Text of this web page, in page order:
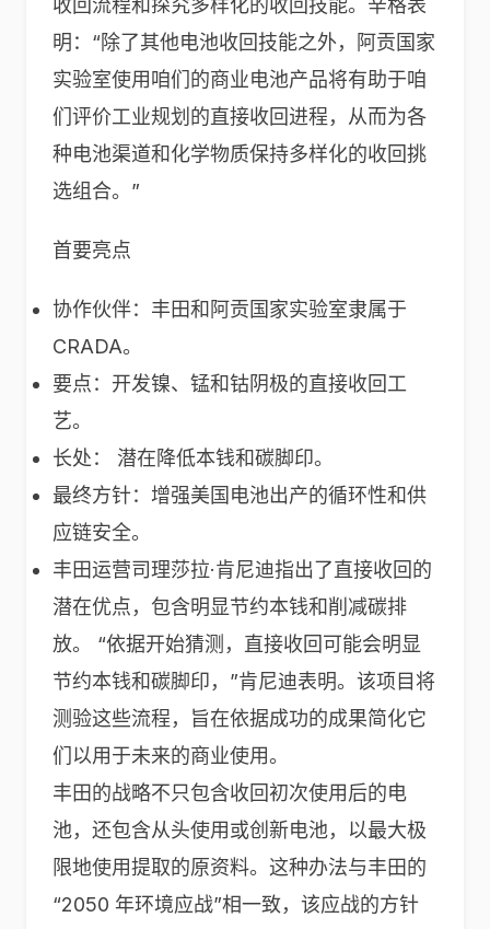
收回流程和探究多样化的收回技能。辛格表
明：“除了其他电池收回技能之外，阿贡国家
实验室使用咱们的商业电池产品将有助于咱
们评价工业规划的直接收回进程，从而为各
种电池渠道和化学物质保持多样化的收回挑
选组合。”
首要亮点
协作伙伴：丰田和阿贡国家实验室隶属于
CRADA。
要点：开发镍、锰和钴阴极的直接收回工
艺。
长处： 潜在降低本钱和碳脚印。
最终方针：增强美国电池出产的循环性和供
应链安全。
丰田运营司理莎拉·肯尼迪指出了直接收回的
潜在优点，包含明显节约本钱和削减碳排
放。 “依据开始猜测，直接收回可能会明显
节约本钱和碳脚印，”肯尼迪表明。该项目将
测验这些流程，旨在依据成功的成果简化它
们以用于未来的商业使用。
丰田的战略不只包含收回初次使用后的电
池，还包含从头使用或创新电池，以最大极
限地使用提取的原资料。这种办法与丰田的
“2050 年环境应战”相一致，该应战的方针